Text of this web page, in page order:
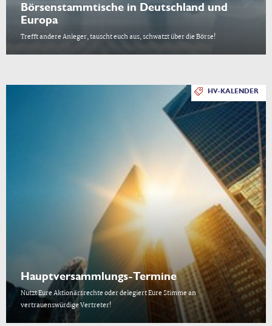
Börsenstammtische in Deutschland und
Europa
Trefft andere Anleger, tauscht euch aus, schwatzt über die Börse!
HV-KALENDER
Hauptversammlungs-Termine
Nutzt Eure Aktionärsrechte oder delegiert Eure Stimme an
vertrauenswürdige Vertreter!